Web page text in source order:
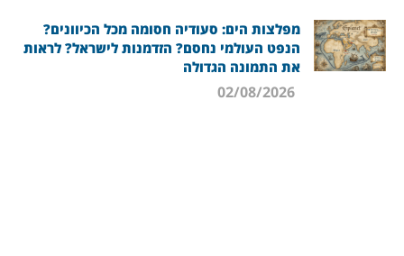
מפלצות הים: סעודיה חסומה מכל הכיוונים?
הנפט העולמי נחסם? הזדמנות לישראל? לראות
את התמונה הגדולה